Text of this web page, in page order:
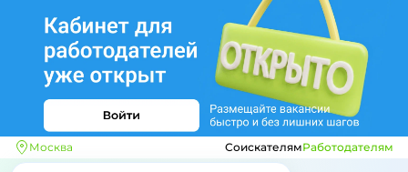
Москва СоискателямРаботодателям